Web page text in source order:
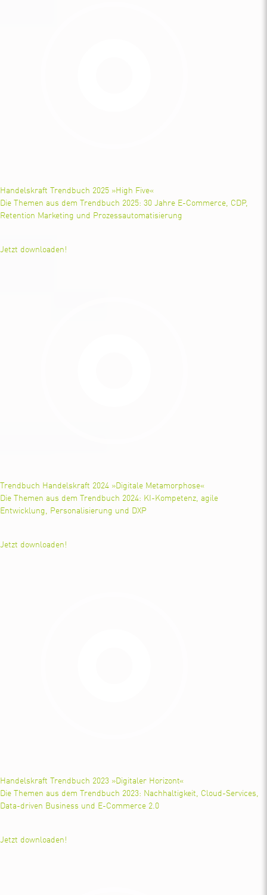
Handelskraft Trendbuch 2025 »High Five«
Die Themen aus dem Trendbuch 2025: 30 Jahre E-Commerce, CDP,
Retention Marketing und Prozessautomatisierung
Jetzt downloaden!
Trendbuch Handelskraft 2024 »Digitale Metamorphose«
Die Themen aus dem Trendbuch 2024: KI-Kompetenz, agile
Entwicklung, Personalisierung und DXP
Jetzt downloaden!
Handelskraft Trendbuch 2023 »Digitaler Horizont«
Die Themen aus dem Trendbuch 2023: Nachhaltigkeit, Cloud-Services,
Data-driven Business und E-Commerce 2.0
Jetzt downloaden!